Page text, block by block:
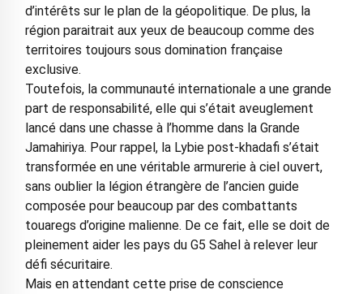
d’intérêts sur le plan de la géopolitique. De plus, la
région paraitrait aux yeux de beaucoup comme des
territoires toujours sous domination française
exclusive.
Toutefois, la communauté internationale a une grande
part de responsabilité, elle qui s’était aveuglement
lancé dans une chasse à l’homme dans la Grande
Jamahiriya. Pour rappel, la Lybie post-khadafi s’était
transformée en une véritable armurerie à ciel ouvert,
sans oublier la légion étrangère de l’ancien guide
composée pour beaucoup par des combattants
touaregs d’origine malienne. De ce fait, elle se doit de
pleinement aider les pays du G5 Sahel à relever leur
défi sécuritaire.
Mais en attendant cette prise de conscience